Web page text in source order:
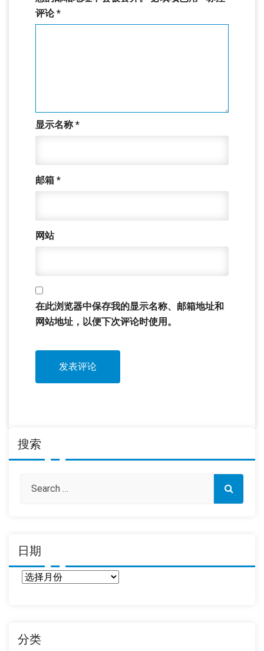
评论*
显示名称*
邮箱 *
网站
在此浏览器中保存我的显示名称、邮箱地址和
网站地址，以便下次评论时使用。
搜索
日期
分类